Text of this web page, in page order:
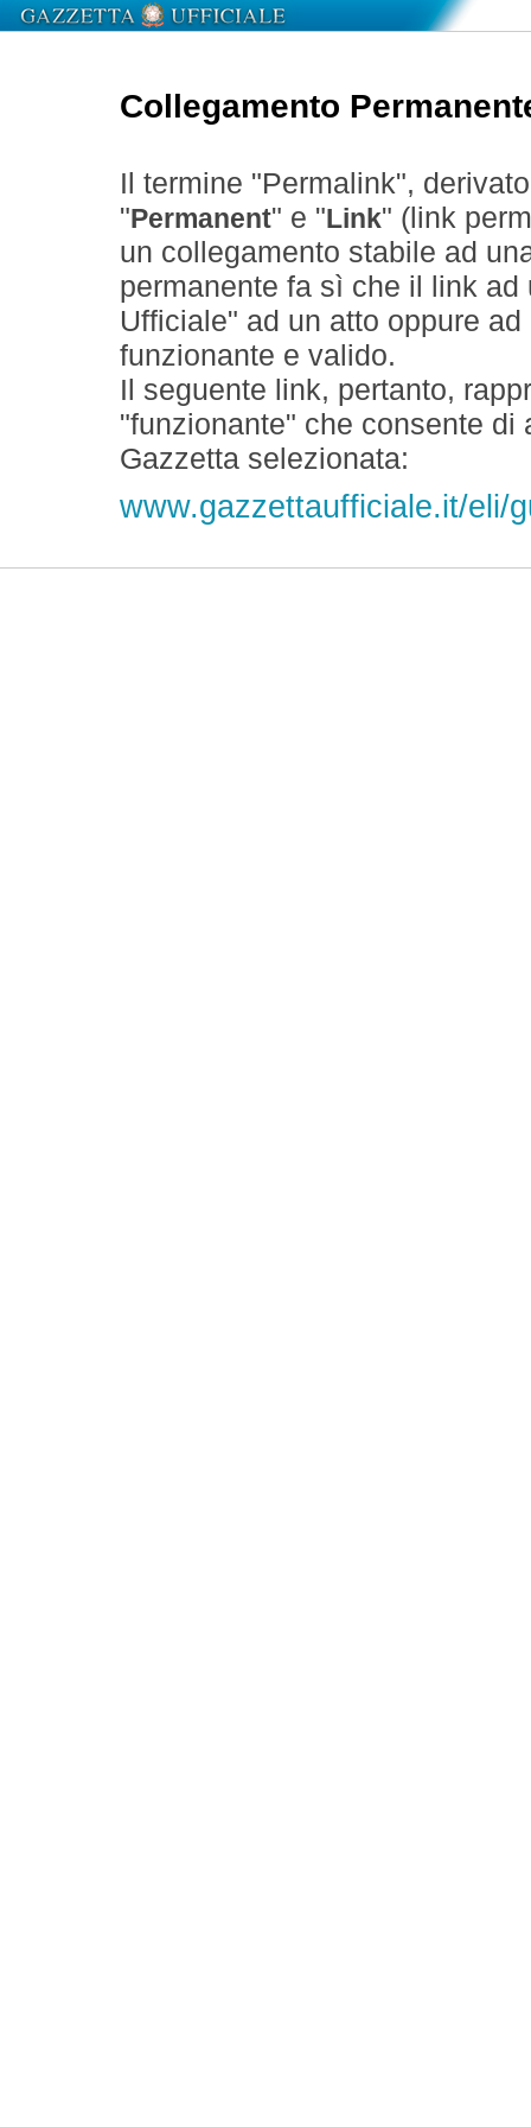
Collegamento
Il termine "Permalink",
" Permanent" e " Link" (link
un collegamento stabile ad
permanente fa sì che il link
Ufficiale" ad un atto oppure
funzionante e valido.
Il seguente link, pertanto,
"funzionante" che consente
Gazzetta selezionata:
www.gazzettaufficiale.it/eli/